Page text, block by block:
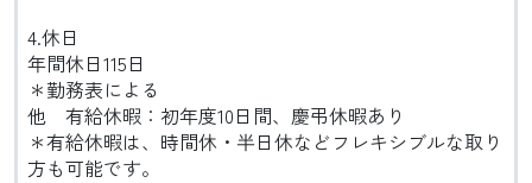
4.休日
年間休日115日
＊勤務表による
他 有給休暇：初年度10日間、慶弔休暇あり
＊有給休暇は、時間休・半日休などフレキシブルな取り
方も可能です。